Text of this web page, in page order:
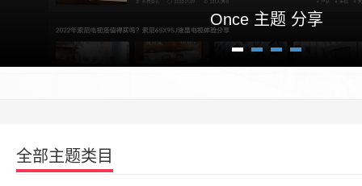
Once 主题 分享
Pixel 素材主题
全部主题类目